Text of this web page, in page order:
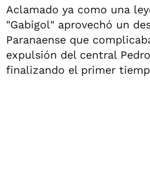
Aclamado ya como una
"Gabigol" aprovechó un
Paranaense que
expulsión del central
finalizando el primer